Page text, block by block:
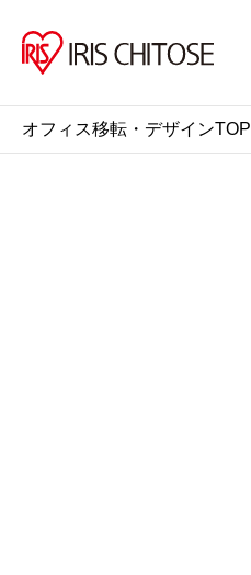
オフィス移転・デザインTOP